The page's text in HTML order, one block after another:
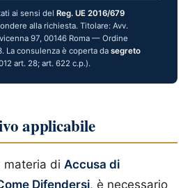
ai sensi del Reg. UE 2016/679
alla richiesta. Titolare: Avv.
97, 00146 Roma — Ordine
La consulenza è coperta da segreto
art. 28; art. 622 c.p.).
applicabile
materia di Accusa di
Difendersi, è necessario